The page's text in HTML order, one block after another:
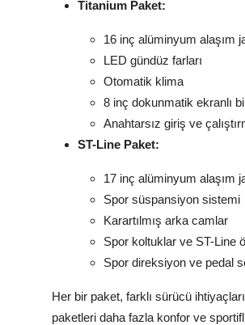
Titanium Paket:
16 inç alüminyum alaşım
LED gündüz farları
Otomatik klima
8 inç dokunmatik ekranlı
Anahtarsız giriş ve
ST-Line Paket:
17 inç alüminyum alaşım
Spor süspansiyon sistemi
Karartılmış arka camlar
Spor koltuklar ve ST-Line
Spor direksiyon ve pedal
Her bir paket, farklı sürücü
paketleri daha fazla konfor ve